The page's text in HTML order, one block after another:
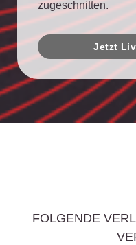
zugeschnitten.
Jetzt
FOLGENDE